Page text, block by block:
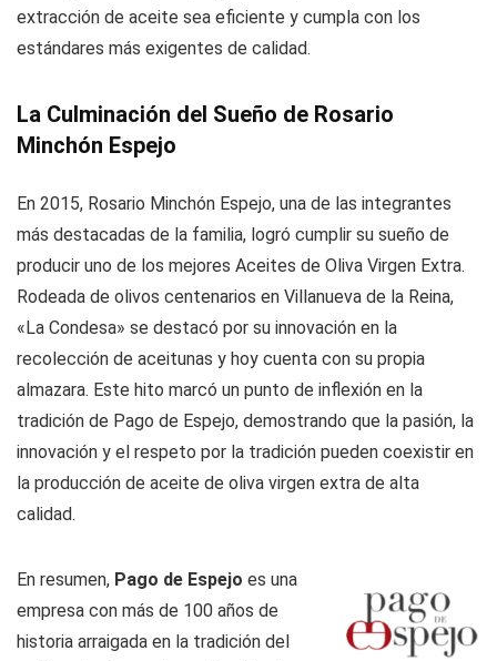
extracción de aceite sea eficiente y cumpla con los
estándares más exigentes de calidad.
La Culminación del Sueño de Rosario
Minchón Espejo
En 2015, Rosario Minchón Espejo, una de las integrantes
más destacadas de la familia, logró cumplir su sueño de
producir uno de los mejores Aceites de Oliva Virgen Extra.
Rodeada de olivos centenarios en Villanueva de la Reina,
«La Condesa» se destacó por su innovación en la
recolección de aceitunas y hoy cuenta con su propia
almazara. Este hito marcó un punto de inflexión en la
tradición de Pago de Espejo, demostrando que la pasión, la
innovación y el respeto por la tradición pueden coexistir en
la producción de aceite de oliva virgen extra de alta
calidad.
En resumen, Pago de Espejo es una
empresa con más de 100 años de
historia arraigada en la tradición del